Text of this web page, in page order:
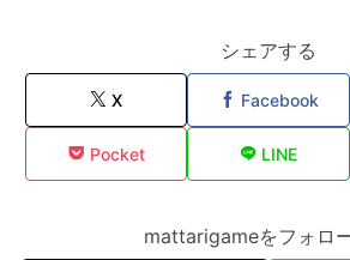
シェアする
X Facebook
Pocket LINE
mattarigameをフォロ